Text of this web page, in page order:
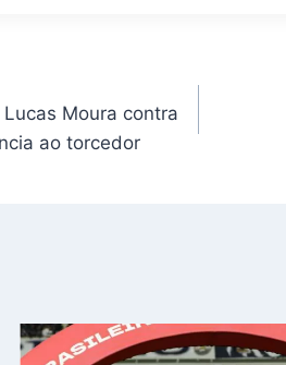
Moura contra
ao torcedor